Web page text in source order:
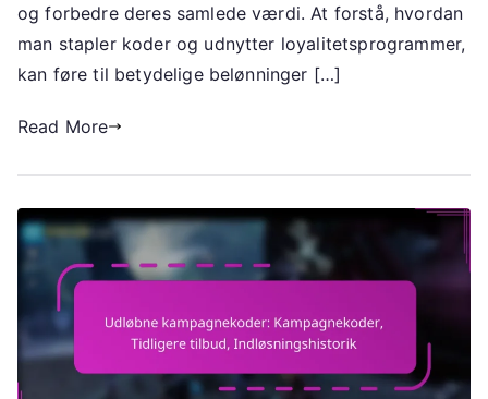
belønninger,
Deltagelse
i
og forbedre deres samlede værdi. At forstå, hvordan
man stapler koder og udnytter loyalitetsprogrammer,
kan føre til betydelige belønninger […]
Read More